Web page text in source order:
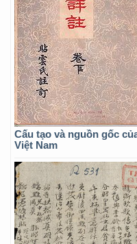
Cấu tạo và nguồn gốc
Việt Nam